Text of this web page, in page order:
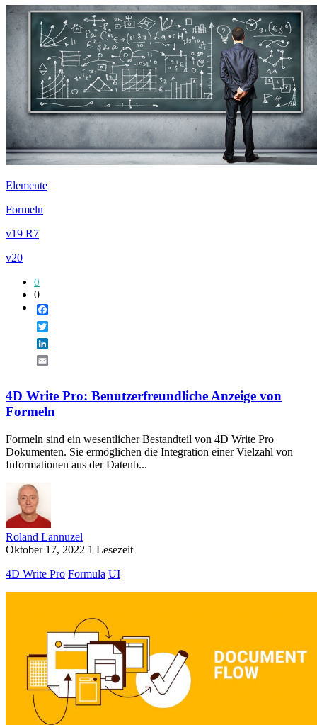
Elemente
Formeln
v19 R7
v20
0
0
4D Write Pro: Benutzerfreundliche Anzeige von
Formeln
Formeln sind ein wesentlicher Bestandteil von 4D Write Pro
Dokumenten. Sie ermöglichen die Integration einer Vielzahl von
Informationen aus der Datenb...
Roland Lannuzel
Oktober 17, 2022 1 Lesezeit
4D Write Pro Formula UI